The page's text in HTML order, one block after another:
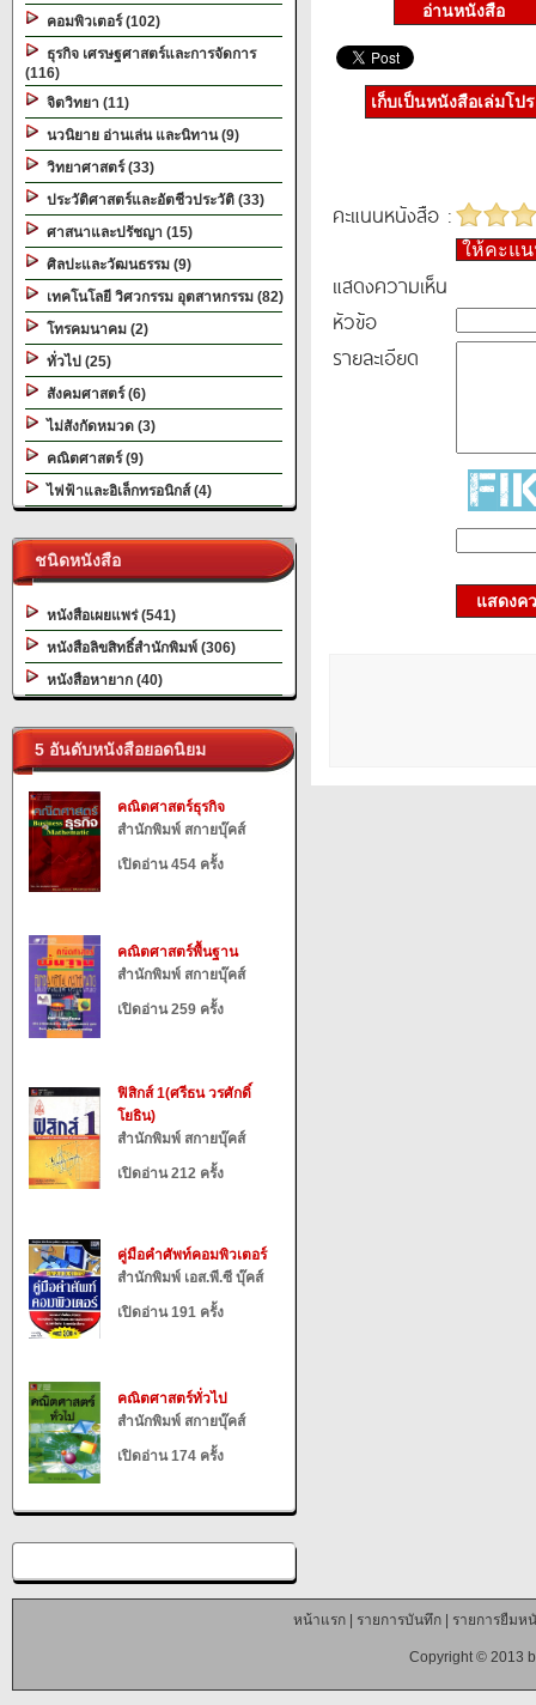
คอมพิวเตอร์ (102)
ธุรกิจ เศรษฐศาสตร์และการจัดการ
(116)
จิตวิทยา (11)
นวนิยาย อ่านเล่น และนิทาน (9)
วิทยาศาสตร์ (33)
ประวัติศาสตร์และอัตชีวประวัติ (33)
ศาสนาและปรัชญา (15)
ศิลปะและวัฒนธรรม (9)
เทคโนโลยี วิศวกรรม อุตสาหกรรม (82)
โทรคมนาคม (2)
ทั่วไป (25)
สังคมศาสตร์ (6)
ไม่สังกัดหมวด (3)
คณิตศาสตร์ (9)
ไฟฟ้าและอิเล็กทรอนิกส์ (4)
ชนิดหนังสือ
หนังสือเผยแพร่ (541)
หนังสือลิขสิทธิ์สำนักพิมพ์ (306)
หนังสือหายาก (40)
5 อันดับหนังสือยอดนิยม
คณิตศาสตร์ธุรกิจ
สำนักพิมพ์ สกายบุ๊คส์
เปิดอ่าน 454 ครั้ง
คณิตศาสตร์พื้นฐาน
สำนักพิมพ์ สกายบุ๊คส์
เปิดอ่าน 259 ครั้ง
ฟิสิกส์ 1(ศรีธน วรศักดิ์
โยธิน)
สำนักพิมพ์ สกายบุ๊คส์
เปิดอ่าน 212 ครั้ง
คู่มือคำศัพท์คอมพิวเตอร์
สำนักพิมพ์ เอส.พี.ซี บุ๊คส์
เปิดอ่าน 191 ครั้ง
คณิตศาสตร์ทั่วไป
สำนักพิมพ์ สกายบุ๊คส์
เปิดอ่าน 174 ครั้ง
เก็บเป็นหนังสือเล่มโป
คะแนนหนังสือ :
ให้คะแ
แสดงความเห็น
หัวข้อ
รายละเอียด
แสดงค
หน้าแรก| รายการบันทึก| รายการยืมห
Copyright © 2013